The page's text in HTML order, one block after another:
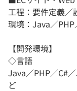
工程：要件定義／
環境：Java／
【開発環境】
◇言語
Java／PHP／C#
ど